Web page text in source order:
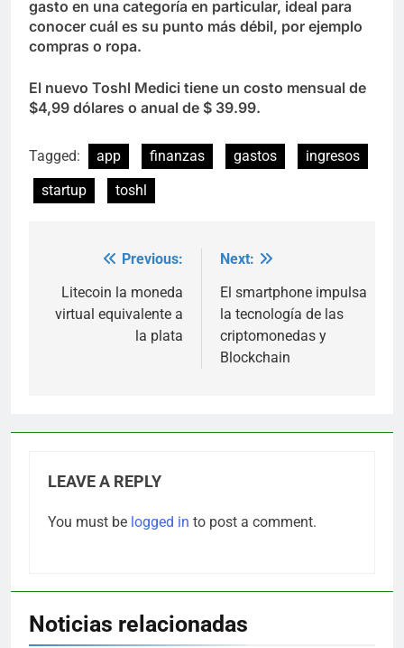
gasto en una categoría en particular, ideal para
conocer cuál es su punto más débil, por ejemplo
compras o ropa.
El nuevo Toshl Medici tiene un costo mensual de
$4,99 dólares o anual de $ 39.99.
Tagged: app finanzas gastos
ingresos
startup
toshl
navigation
Previous:
Litecoin la moneda
virtual equivalente a
la plata
Next:
El smartphone impulsa
la tecnología de las
criptomonedas y
Blockchain
LEAVE A REPLY
You must be logged in to post a comment.
Noticias relacionadas